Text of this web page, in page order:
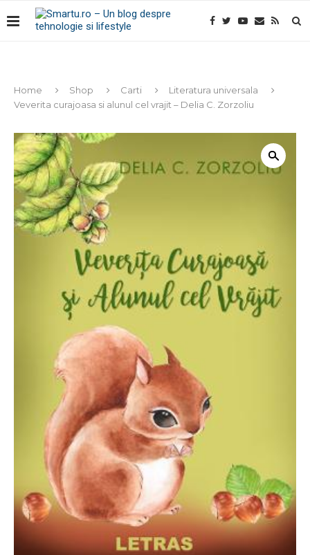
Home Shop Carti
Literatura universala
Veverita curajoasa si alunul cel vrajit – Delia C. Zorzoliu